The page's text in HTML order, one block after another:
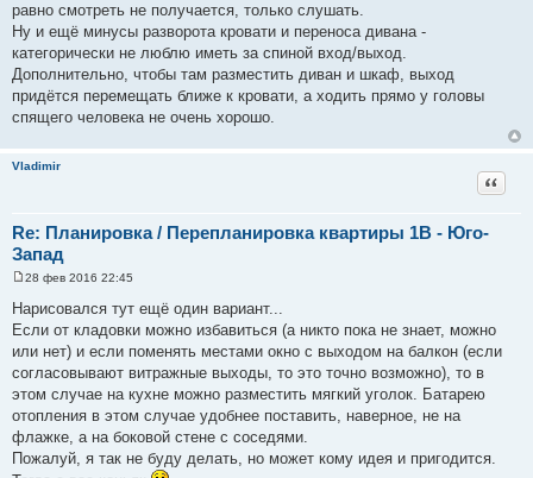
равно смотреть не получается, только слушать.
Ну и ещё минусы разворота кровати и переноса дивана -
категорически не люблю иметь за спиной вход/выход.
Дополнительно, чтобы там разместить диван и шкаф, выход
придётся перемещать ближе к кровати, а ходить прямо у головы
спящего человека не очень хорошо.
Vladimir
Re: Планировка / Перепланировка квартиры 1В - Юго-
Запад
о
б
е
н
е
28 фев 2016 22:45
Нарисовался тут ещё один вариант...
Если от кладовки можно избавиться (а никто пока не знает, можно
или нет) и если поменять местами окно с выходом на балкон (если
согласовывают витражные выходы, то это точно возможно), то в
этом случае на кухне можно разместить мягкий уголок. Батарею
отопления в этом случае удобнее поставить, наверное, не на
флажке, а на боковой стене с соседями.
Пожалуй, я так не буду делать, но может кому идея и пригодится.